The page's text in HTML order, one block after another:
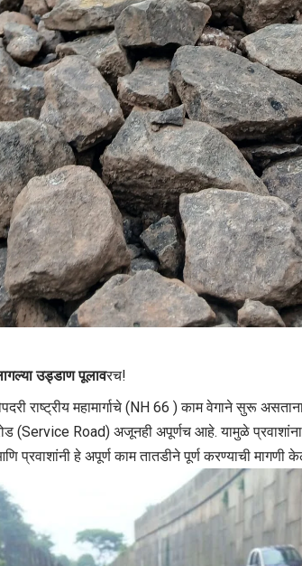
उड्डाण पूलावरच!
राष्ट्रीय महामार्गाचे (NH 66 ) काम वेगाने सुरू
(Service Road) अजूनही अपूर्णच आहे. यामुळे
प्रवाशांनी हे अपूर्ण काम तातडीने पूर्ण करण्याची मागणी